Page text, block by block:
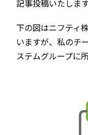
記事投稿いたしま
下の図はニフティ
いますが、私のチ
ステムグループに